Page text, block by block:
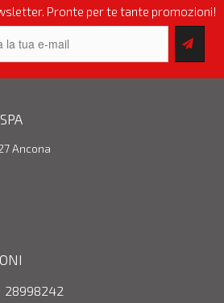
Pronte per te tante promozioni!
Ancona
28998242